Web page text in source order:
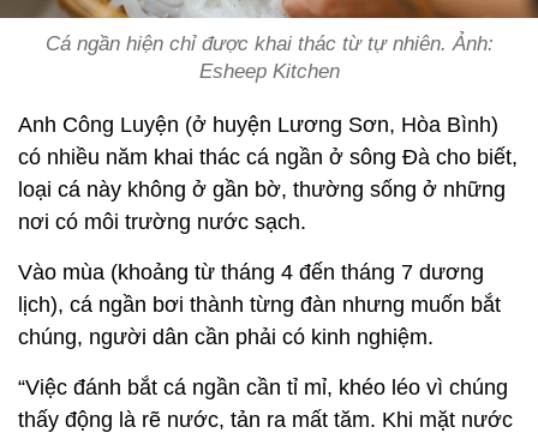
Cá ngần hiện chỉ được khai thác từ tự nhiên. Ảnh:
Esheep Kitchen
Anh Công Luyện (ở huyện Lương Sơn, Hòa Bình)
có nhiều năm khai thác cá ngần ở sông Đà cho biết,
loại cá này không ở gần bờ, thường sống ở những
nơi có môi trường nước sạch.
Vào mùa (khoảng từ tháng 4 đến tháng 7 dương
lịch), cá ngần bơi thành từng đàn nhưng muốn bắt
chúng, người dân cần phải có kinh nghiệm.
“Việc đánh bắt cá ngần cần tỉ mỉ, khéo léo vì chúng
thấy động là rẽ nước, tản ra mất tăm. Khi mặt nước